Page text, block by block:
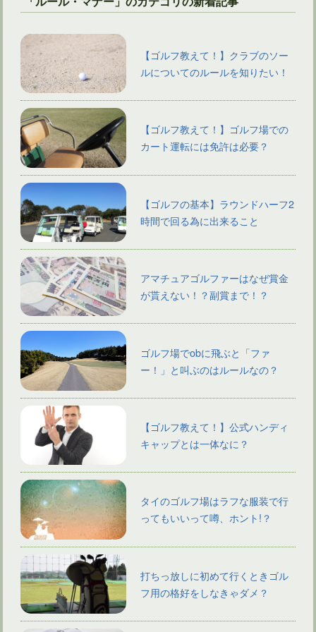
【ゴルフ教えて！】クラブのソー
ルについてのルールを知りたい！
【ゴルフ教えて！】ゴルフ場での
カート運転には免許は必要？
【ゴルフの基本】ラウンドハーフ2
時間で回る為に出来ること
アマチュアゴルファーはなぜ賞金
が貰えない！？副賞まで！？
ゴルフ場でobに飛ぶと「ファ
ー！」と叫ぶのはルールなの？
【ゴルフ教えて！】公式ハンディ
キャップとは一体なに？
タイのゴルフ場はラフな服装で行
ってもいいって噂、ホント!？
打ちっ放しに初めて行くときゴル
フ用の格好をしなきゃダメ？